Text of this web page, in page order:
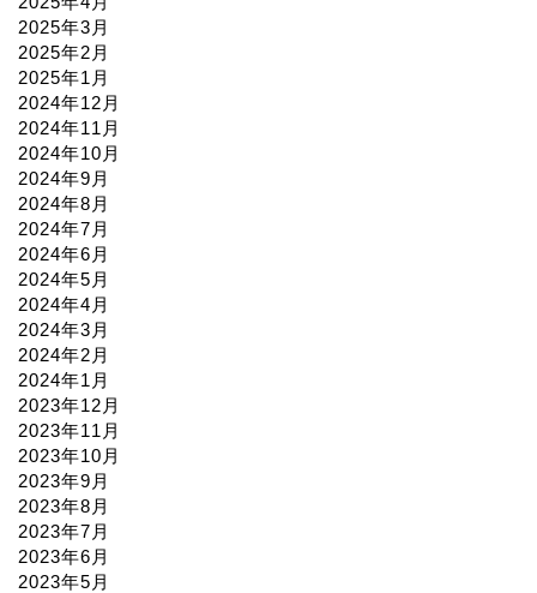
2025年3月
2025年2月
2025年1月
2024年12月
2024年11月
2024年10月
2024年9月
2024年8月
2024年7月
2024年6月
2024年5月
2024年4月
2024年3月
2024年2月
2024年1月
2023年12月
2023年11月
2023年10月
2023年9月
2023年8月
2023年7月
2023年6月
2023年5月